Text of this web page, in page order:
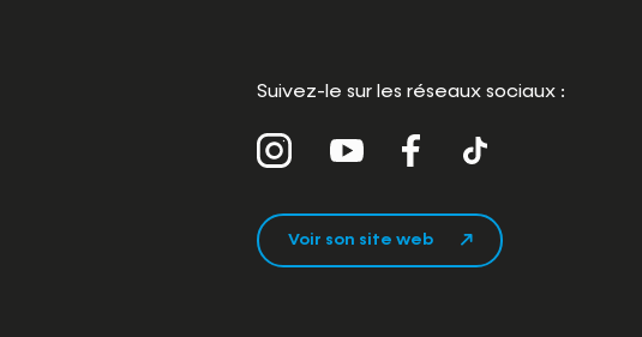
Suivez-le sur les réseaux sociaux :
Voir son site web